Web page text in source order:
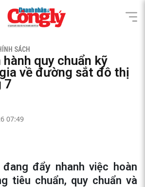
SÁCH
hành quy chuẩn kỹ
về đường sắt đô thị
7
07:49
đẩy nhanh việc hoàn
tiêu chuẩn, quy chuẩn và